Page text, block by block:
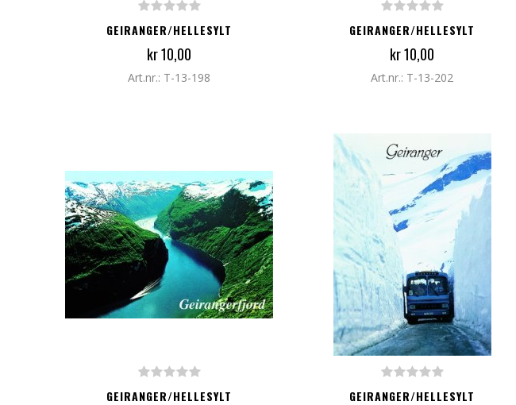
LEGG TIL I HANDLEKURV
GEIRANGER/HELLESYLT
kr 10,00
Art.nr.: T-13-198
LEGG TIL I HANDLEKURV
GEIRANGER/HELLESYLT
kr 10,00
Art.nr.: T-13-202
LEGG TIL I HANDLEKURV
GEIRANGER/HELLESYLT
LEGG TIL I HANDLEKURV
GEIRANGER/HELLESYLT